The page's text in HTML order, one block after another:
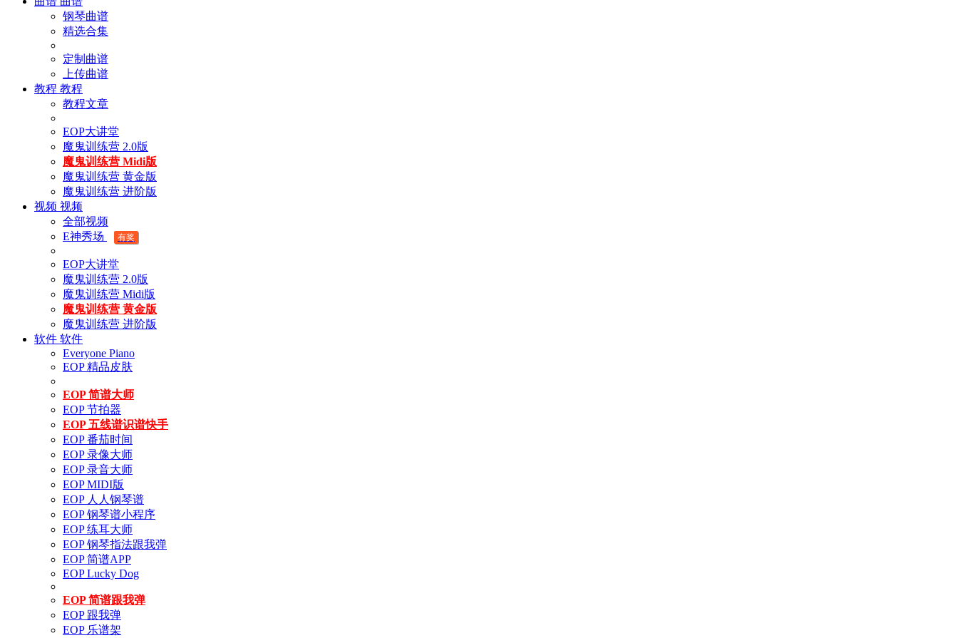
钢琴曲谱
精选合集
定制曲谱
上传曲谱
教程 教程
教程文章
EOP大讲堂
魔鬼训练营 2.0版
魔鬼训练营 Midi版
魔鬼训练营 黄金版
魔鬼训练营 进阶版
视频 视频
全部视频
E神秀场
有奖
EOP大讲堂
魔鬼训练营 2.0版
魔鬼训练营 Midi版
魔鬼训练营 黄金版
魔鬼训练营 进阶版
软件 软件
Everyone Piano
EOP 精品皮肤
EOP 简谱大师
EOP 节拍器
EOP 五线谱识谱快手
EOP 番茄时间
EOP 录像大师
EOP 录音大师
EOP MIDI版
EOP 人人钢琴谱
EOP 钢琴谱小程序
EOP 练耳大师
EOP 钢琴指法跟我弹
EOP 简谱APP
EOP Lucky Dog
EOP 简谱跟我弹
EOP 跟我弹
EOP 乐谱架